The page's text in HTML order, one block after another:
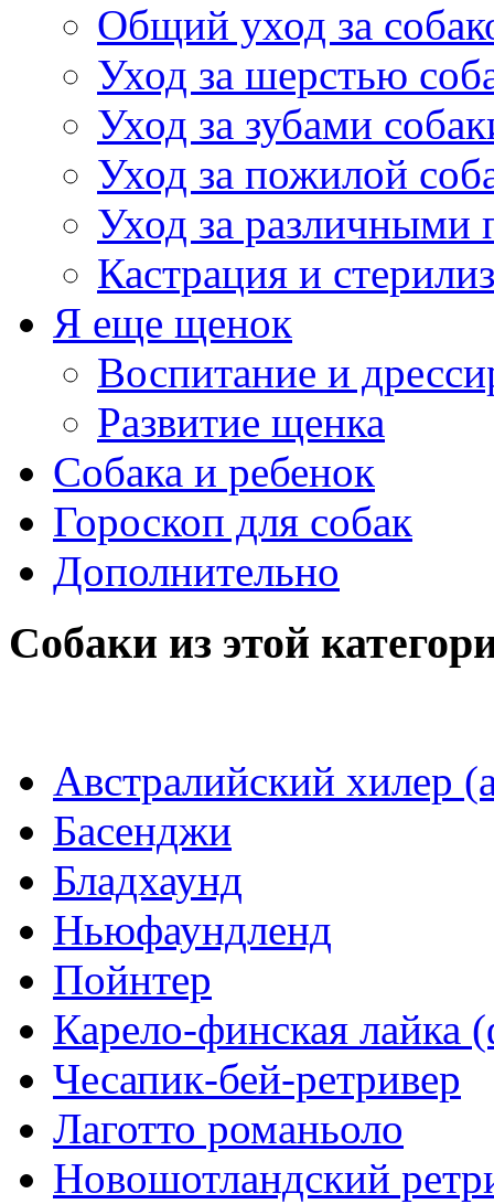
Общий уход за
Уход за шерстью
Уход за зубами
Уход за пожилой
Уход за различными
Кастрация и
Я еще щенок
Воспитание и
Развитие щенка
Собака и ребенок
Гороскоп для собак
Дополнительно
Собаки из этой
Австралийский хилер
Басенджи
Бладхаунд
Ньюфаундленд
Пойнтер
Карело-финская
Чесапик-бей-ретривер
Лаготто романьоло
Новошотландский